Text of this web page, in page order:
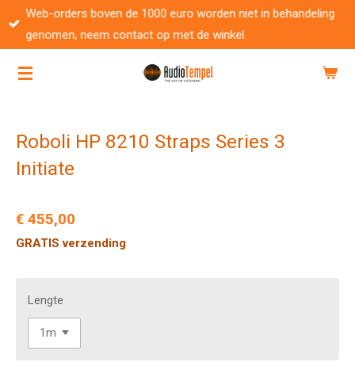
Ga
direct
de
Web-orders boven de 1000 euro worden niet in behandeling
genomen, neem contact op met de winkel.
Roboli HP 8210 Straps Series 3
Initiate
€ 455,00
GRATIS verzending
Lengte